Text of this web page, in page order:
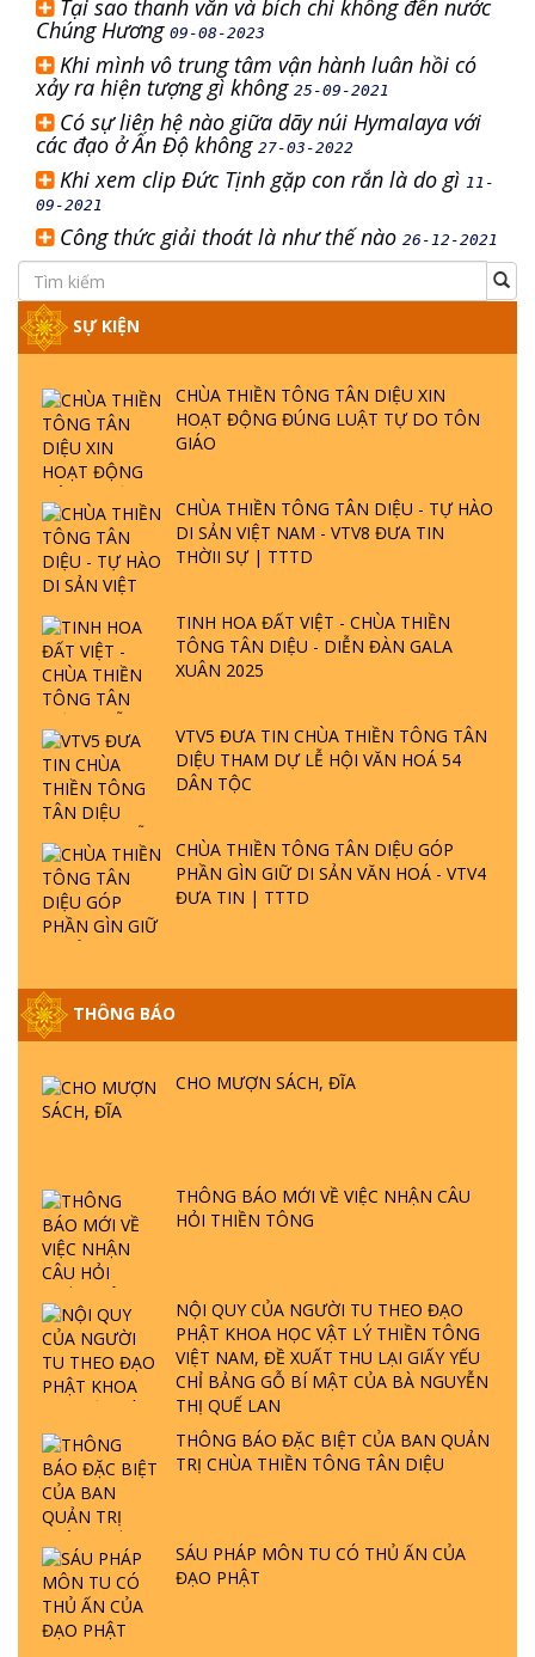
Tại sao thanh văn và bích chi không đến nước
Chúng Hương 09-08-2023
Khi mình vô trung tâm vận hành luân hồi có
xảy ra hiện tượng gì không 25-09-2021
Có sự liên hệ nào giữa dãy núi Hymalaya với
các đạo ở Ấn Độ không 27-03-2022
Khi xem clip Đức Tịnh gặp con rắn là do gì 11-
09-2021
Công thức giải thoát là như thế nào 26-12-2021
SỰ KIỆN
CHÙA THIỀN TÔNG TÂN DIỆU XIN
HOẠT ĐỘNG ĐÚNG LUẬT TỰ DO TÔN
GIÁO
CHÙA THIỀN TÔNG TÂN DIỆU - TỰ HÀO
DI SẢN VIỆT NAM - VTV8 ĐƯA TIN
THỜII SỰ | TTTD
TINH HOA ĐẤT VIỆT - CHÙA THIỀN
TÔNG TÂN DIỆU - DIỄN ĐÀN GALA
XUÂN 2025
VTV5 ĐƯA TIN CHÙA THIỀN TÔNG TÂN
DIỆU THAM DỰ LỄ HỘI VĂN HOÁ 54
DÂN TỘC
CHÙA THIỀN TÔNG TÂN DIỆU GÓP
PHẦN GÌN GIỮ DI SẢN VĂN HOÁ - VTV4
ĐƯA TIN | TTTD
THÔNG BÁO
CHO MƯỢN SÁCH, ĐĨA
THÔNG BÁO MỚI VỀ VIỆC NHẬN CÂU
HỎI THIỀN TÔNG
NỘI QUY CỦA NGƯỜI TU THEO ĐẠO
PHẬT KHOA HỌC VẬT LÝ THIỀN TÔNG
VIỆT NAM, ĐỀ XUẤT THU LẠI GIẤY YẾU
CHỈ BẢNG GỖ BÍ MẬT CỦA BÀ NGUYỄN
THỊ QUẾ LAN
THÔNG BÁO ĐẶC BIỆT CỦA BAN QUẢN
TRỊ CHÙA THIỀN TÔNG TÂN DIỆU
SÁU PHÁP MÔN TU CÓ THỦ ẤN CỦA
ĐẠO PHẬT
GIẢI ĐÁP ĐẶC BIỆT P25 - SUỐT 49 NĂM
PHẬT KHÔNG NÓI? HỘI LONG HOA LÀ
TTTD
GIẢI ĐÁP THIỀN TÔNG ĐẶC BIỆT P22 - TẠI
SAO TRÁI ĐẤT NHIỀU THIÊN TAI - LŨ LỤT
- HỎA HOẠN | TTTD
GIẢI ĐÁP THIỀN TÔNG ĐẶC BIỆT P21 - TẠI
GIẢI ĐÁP VỀ LỄ TIỄN THIỀN TÔNG SƯ